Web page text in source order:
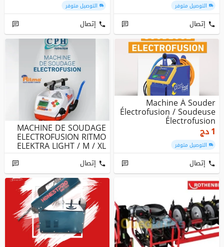
التوصيل متوفر
إتصال
التوصيل متوفر
إتصال
Machine À Souder
Électrofusion / Soudeuse
Électrofusion
1دج
التوصيل متوفر
إتصال
MACHINE DE SOUDAGE
ELECTROFUSION RITMO
ELEKTRA LIGHT / M / XL
إتصال